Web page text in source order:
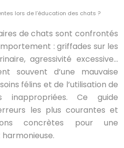
lors de l’éducation des chats ?
de chats sont confrontés
: griffades sur les
agressivité excessive…
souvent d’une mauvaise
félins et de l’utilisation de
inappropriées. Ce guide
les plus courantes et
concrètes pour une